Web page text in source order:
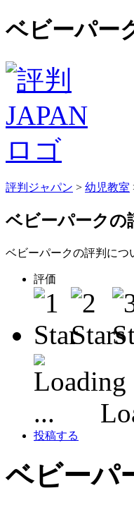
ベビーパー
評判ジャパン > 幼児教室
ベビーパークの
ベビーパークの評判につ
評価
投稿する
ベビーパ